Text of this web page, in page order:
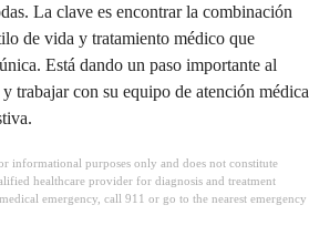
La clave es encontrar la combinación
de vida y tratamiento médico que
Está dando un paso importante al
trabajar con su equipo de atención médica
informational purposes only and does not constitute
healthcare provider for diagnosis and treatment
emergency, call 911 or go to the nearest emergency